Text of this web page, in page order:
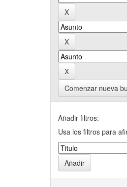
Comenzar nueva
Añadir filtros:
Usa los filtros para